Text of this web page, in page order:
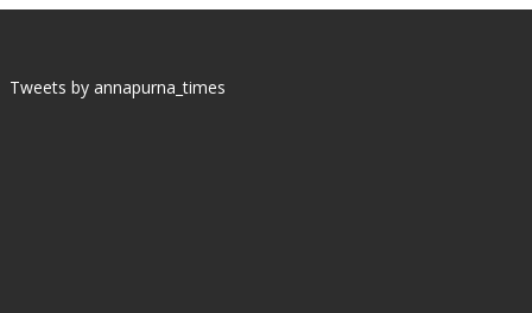
Tweets by annapurna_times